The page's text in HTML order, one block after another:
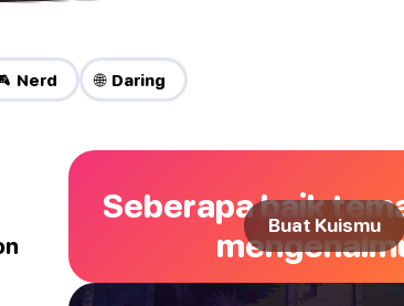
Nerd 🌐 Daring
Seberapa baik
Buat Kuismu